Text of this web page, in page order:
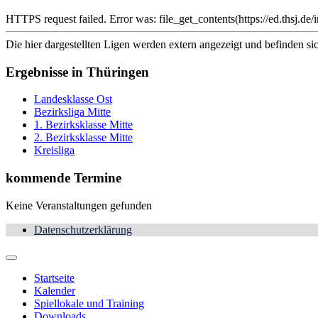
HTTPS request failed. Error was: file_get_contents(https://
Die hier dargestellten Ligen werden extern angezeigt und befinden
Ergebnisse in Thüringen
Landesklasse Ost
Bezirksliga Mitte
1. Bezirksklasse Mitte
2. Bezirksklasse Mitte
Kreisliga
kommende Termine
Keine Veranstaltungen gefunden
Datenschutzerklärung
Startseite
Kalender
Spiellokale und Training